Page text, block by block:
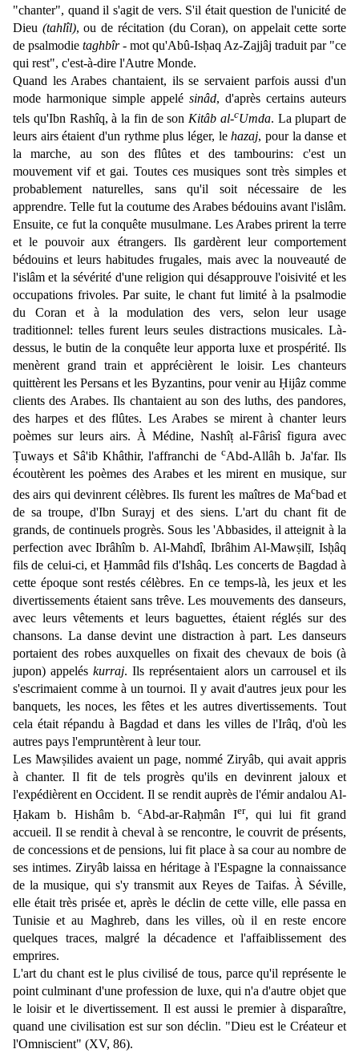
"chanter", quand il s'agit de vers. S'il était question de l'unicité de
Dieu (tahlîl), ou de récitation (du Coran), on appelait cette sorte
de psalmodie taghbîr- mot qu'Abû-Isḥaq Az-Zajjâj traduit par "ce
qui rest", c'est-à-dire l'Autre Monde.
Quand les Arabes chantaient, ils se servaient parfois aussi d'un
mode harmonique simple appelé sinâd, d'après certains auteurs
tels qu'Ibn Rashîq, à la fin de son Kitâb al-cUmda. La plupart de
leurs airs étaient d'un rythme plus léger, lehazaj, pour la danse et
la marche, au son des flûtes et des tambourins: c'est un
mouvement vif et gai. Toutes ces musiques sont très simples et
probablement naturelles, sans qu'il soit nécessaire de les
apprendre. Telle fut la coutume des Arabes bédouins avant l'islâm.
Ensuite, ce fut la conquête musulmane. Les Arabes prirent la terre
et le pouvoir aux étrangers. Ils gardèrent leur comportement
bédouins et leurs habitudes frugales, mais avec la nouveauté de
l'islâm et la sévérité d'une religion qui désapprouve l'oisivité et les
occupations frivoles. Par suite, le chant fut limité à la psalmodie
du Coran et à la modulation des vers, selon leur usage
traditionnel: telles furent leurs seules distractions musicales. Là-
dessus, le butin de la conquête leur apporta luxe et prospérité. Ils
menèrent grand train et apprécièrent le loisir. Les chanteurs
quittèrent les Persans et les Byzantins, pour venir au Ḥijâz comme
clients des Arabes. Ils chantaient au son des luths, des pandores,
des harpes et des flûtes. Les Arabes se mirent à chanter leurs
poèmes sur leurs airs. À Médine, Nashîṭ al-Fârisî figura avec
Ṭuways et Sâ'ib Khâthir, l'affranchi de cAbd-Allâh b. Ja'far. Ils
écoutèrent les poèmes des Arabes et les mirent en musique, sur
des airs qui devinrent célèbres. Ils furent les maîtres de Macbad et
de sa troupe, d'Ibn Surayj et des siens. L'art du chant fit de
grands, de continuels progrès. Sous les 'Abbasides, il atteignit à la
perfection avec Ibrâhîm b. Al-Mahdî, Ibrâhim Al-Mawṣilī, Isḥâq
fils de celui-ci, et Ḥammâd fils d'Ishâq. Les concerts de Bagdad à
cette époque sont restés célèbres. En ce temps-là, les jeux et les
divertissements étaient sans trêve. Les mouvements des danseurs,
avec leurs vêtements et leurs baguettes, étaient réglés sur des
chansons. La danse devint une distraction à part. Les danseurs
portaient des robes auxquelles on fixait des chevaux de bois (à
jupon) appeléskurraj. Ils représentaient alors un carrousel et ils
s'escrimaient comme à un tournoi. Il y avait d'autres jeux pour les
banquets, les noces, les fêtes et les autres divertissements. Tout
cela était répandu à Bagdad et dans les villes de l'Irâq, d'où les
autres pays l'empruntèrent à leur tour.
Les Mawṣilides avaient un page, nommé Ziryâb, qui avait appris
à chanter. Il fit de tels progrès qu'ils en devinrent jaloux et
l'expédièrent en Occident. Il se rendit auprès de l'émir andalou Al-
Ḥakam b. Hishâm b.cAbd-ar-Raḥmân Ier, qui lui fit grand
accueil. Il se rendit à cheval à se rencontre, le couvrit de présents,
de concessions et de pensions, lui fit place à sa cour au nombre de
ses intimes. Ziryâb laissa en héritage à l'Espagne la connaissance
de la musique, qui s'y transmit aux Reyes de Taifas. À Séville,
elle était très prisée et, après le déclin de cette ville, elle passa en
Tunisie et au Maghreb, dans les villes, où il en reste encore
quelques traces, malgré la décadence et l'affaiblissement des
emprires.
L'art du chant est le plus civilisé de tous, parce qu'il représente le
point culminant d'une profession de luxe, qui n'a d'autre objet que
le loisir et le divertissement. Il est aussi le premier à disparaître,
quand une civilisation est sur son déclin. "Dieu est le Créateur et
l'Omniscient" (XV, 86).